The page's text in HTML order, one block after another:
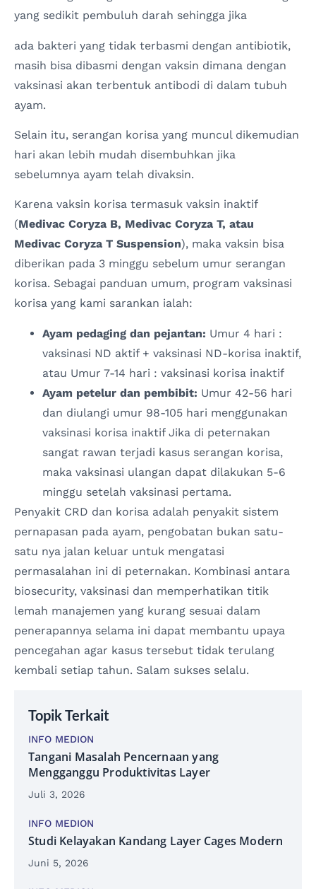
yang sedikit pembuluh darah sehingga jika
ada bakteri yang tidak terbasmi dengan antibiotik,
masih bisa dibasmi dengan vaksin dimana dengan
vaksinasi akan terbentuk antibodi di dalam tubuh
ayam.
Selain itu, serangan korisa yang muncul dikemudian
hari akan lebih mudah disembuhkan jika
sebelumnya ayam telah divaksin.
Karena vaksin korisa termasuk vaksin inaktif
(Medivac Coryza B, Medivac Coryza T, atau
Medivac Coryza T Suspension), maka vaksin bisa
diberikan pada 3 minggu sebelum umur serangan
korisa. Sebagai panduan umum, program vaksinasi
korisa yang kami sarankan ialah:
Ayam pedaging dan pejantan: Umur 4 hari :
vaksinasi ND aktif + vaksinasi ND-korisa inaktif,
atau Umur 7-14 hari : vaksinasi korisa inaktif
Ayam petelur dan pembibit: Umur 42-56 hari
dan diulangi umur 98-105 hari menggunakan
vaksinasi korisa inaktif Jika di peternakan
sangat rawan terjadi kasus serangan korisa,
maka vaksinasi ulangan dapat dilakukan 5-6
minggu setelah vaksinasi pertama.
Penyakit CRD dan korisa adalah penyakit sistem
pernapasan pada ayam, pengobatan bukan satu-
satu nya jalan keluar untuk mengatasi
permasalahan ini di peternakan. Kombinasi antara
biosecurity, vaksinasi dan memperhatikan titik
lemah manajemen yang kurang sesuai dalam
penerapannya selama ini dapat membantu upaya
pencegahan agar kasus tersebut tidak terulang
kembali setiap tahun. Salam sukses selalu.
Topik Terkait
INFO MEDION
Tangani Masalah Pencernaan yang
Mengganggu Produktivitas Layer
Juli 3, 2026
INFO MEDION
Studi Kelayakan Kandang Layer Cages Modern
Juni 5, 2026